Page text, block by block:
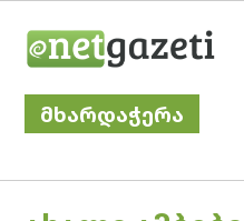
მხარდაჭერა